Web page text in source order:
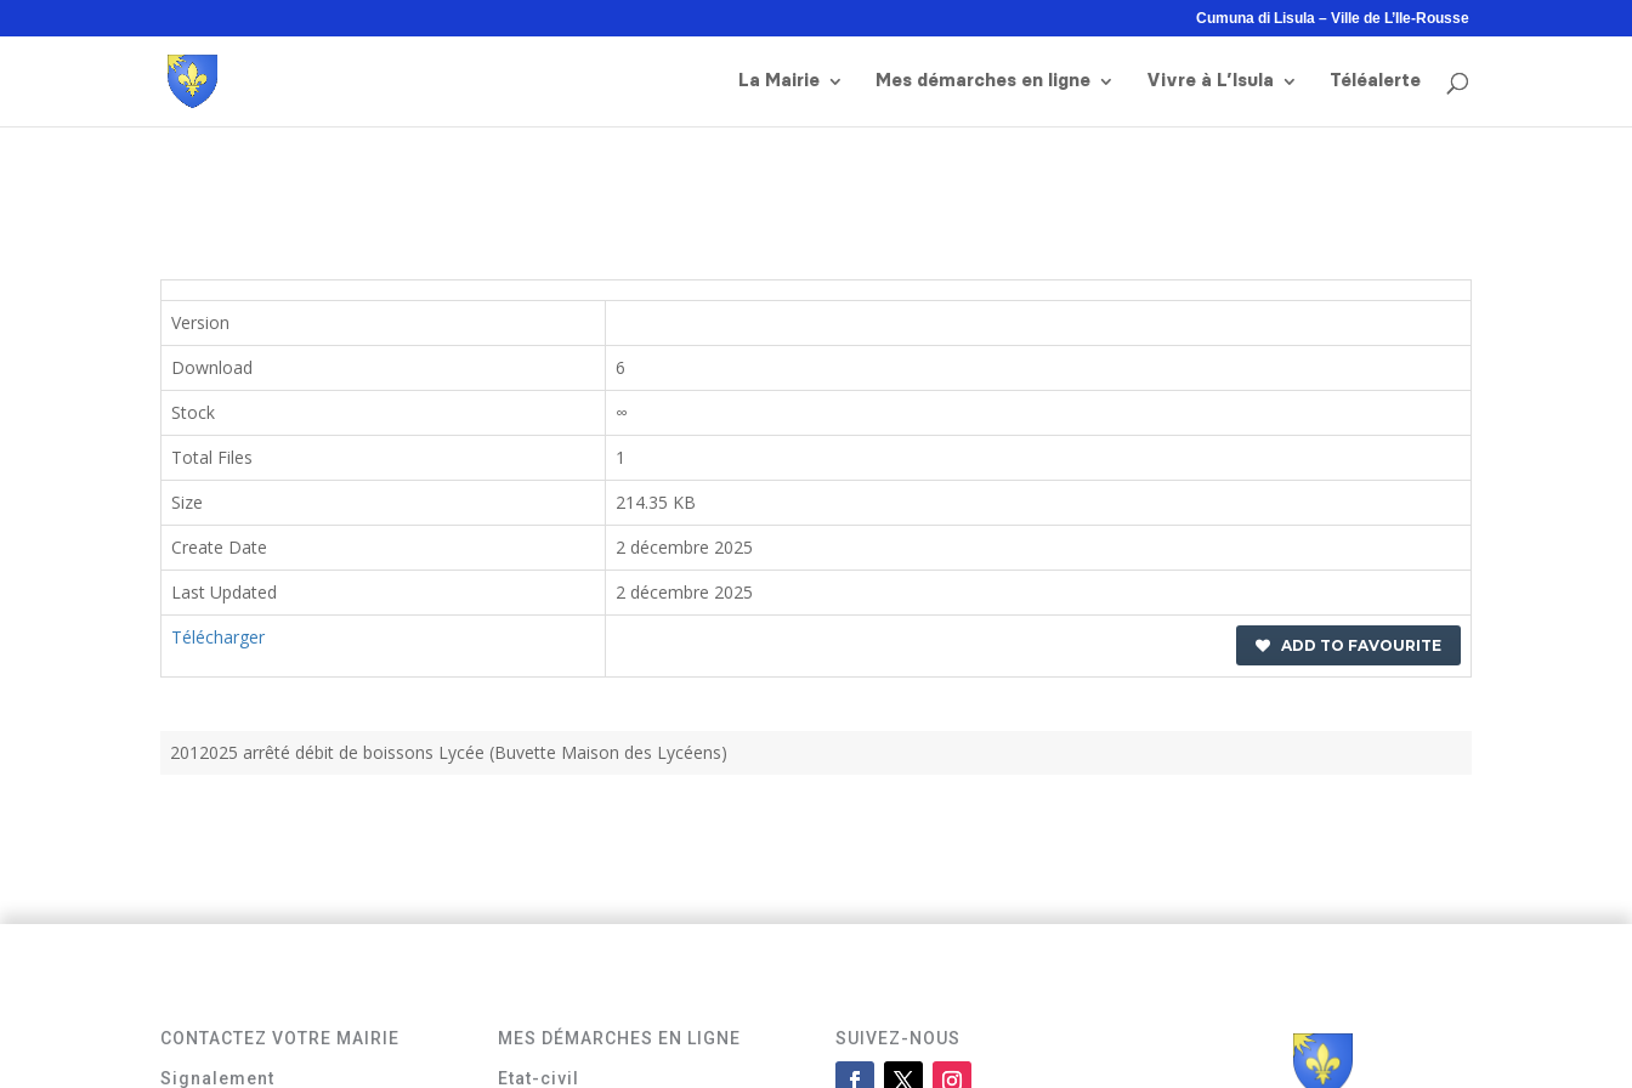
Cumuna di Lisula – Ville de L’Ile-Rousse
La Mairie Mes démarches en ligne Vivre à L’Isula Téléalerte
Version
Download
6
Stock
∞
Total Files
1
Size
214.35 KB
Create Date
2 décembre 2025
Last Updated
2 décembre 2025
Télécharger
ADD TO FAVOURITE
2012025 arrêté débit de boissons Lycée (Buvette Maison des Lycéens)
CONTACTEZ VOTRE MAIRIE
Signalement
MES DÉMARCHES EN LIGNE
Etat-civil
SUIVEZ-NOUS